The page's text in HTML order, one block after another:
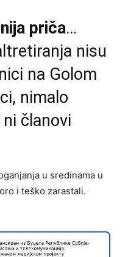
priča…
nisu
na Golom
nimalo
članovi
u sredinama u
i teško zarastali.